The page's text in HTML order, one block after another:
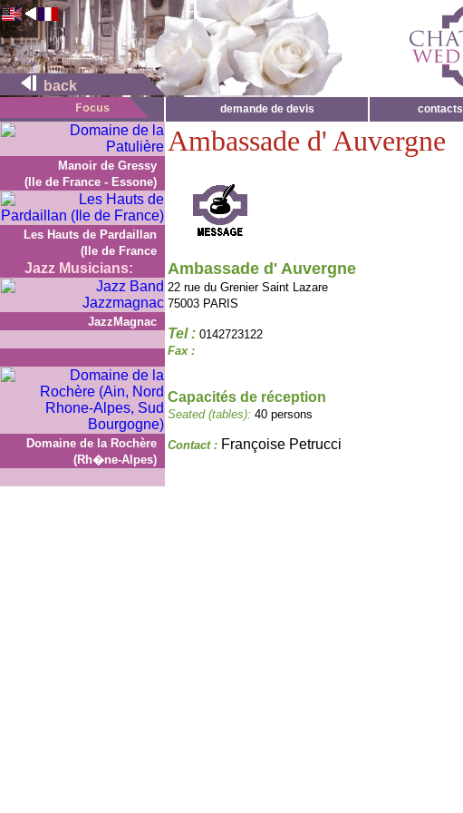
back
demande de devis
contacts
Manoir de Gressy
(Ile de France - Essone)
Les Hauts de Pardaillan
(Ile de France
Jazz Musicians:
JazzMagnac
Domaine de la Rochère
(Rh�ne-Alpes)
Ambassade d' Auvergne
Ambassade d' Auvergne
22 rue du Grenier Saint Lazare
75003 PARIS
Tel : 0142723122
Fax :
Capacités de réception
Seated (tables): 40 persons
Contact : Françoise Petrucci